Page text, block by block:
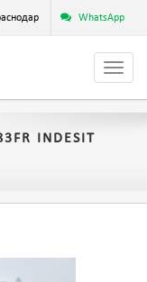
WhatsApp
INDESIT